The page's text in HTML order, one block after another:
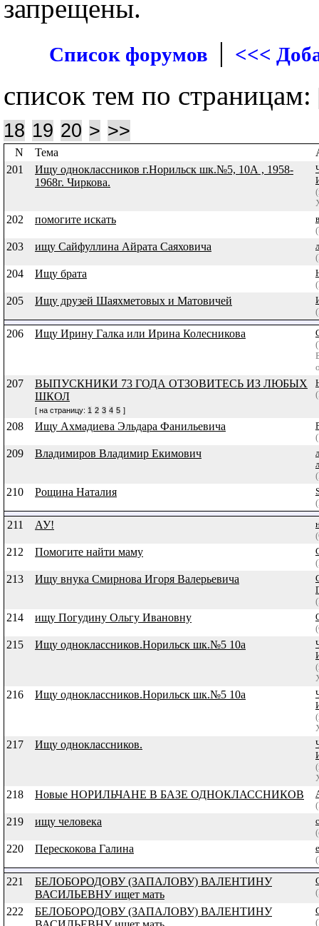
запрещены.
Список форумов | <<<
список тем по страницам:
18 19 20 > >>
N Тема
201
Ищу одноклассников г.Норильск шк.№5, 10А , 1958-
1968г. Чиркова.
202 помогите искать
203 ищу Сайфуллина Айрата Саяховича
204 Ищу брата
205 Ищу друзей Шаяхметовых и Матовичей
206 Ищу Ирину Галка или Ирина Колесникова
207
ВЫПУСКНИКИ 73 ГОДА ОТЗОВИТЕСЬ ИЗ ЛЮБЫХ
ШКОЛ
[ на страницу: 1 2 3 4 5 ]
208 Ищу Ахмадиева Эльдара Фанильевича
209 Владимиров Владимир Екимович
210 Рощина Наталия
211 АУ!
212 Помогите найти маму
213 Ищу внука Смирнова Игоря Валерьевича
214 ищу Погудину Ольгу Ивановну
215 Ищу одноклассников.Норильск шк.№5 10а
216 Ищу одноклассников.Норильск шк.№5 10а
217 Ищу одноклассников.
218 Новые НОРИЛЬЧАНЕ В БАЗЕ ОДНОКЛАССНИКОВ
219 ищу человека
220 Перескокова Галина
221
БЕЛОБОРОДОВУ (ЗАПАЛОВУ) ВАЛЕНТИНУ
ВАСИЛЬЕВНУ ищет мать
222
БЕЛОБОРОДОВУ (ЗАПАЛОВУ) ВАЛЕНТИНУ